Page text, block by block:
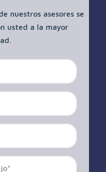
nuestros asesores se
usted a la mayor